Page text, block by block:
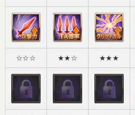
☆☆☆ ★★☆ ★★★